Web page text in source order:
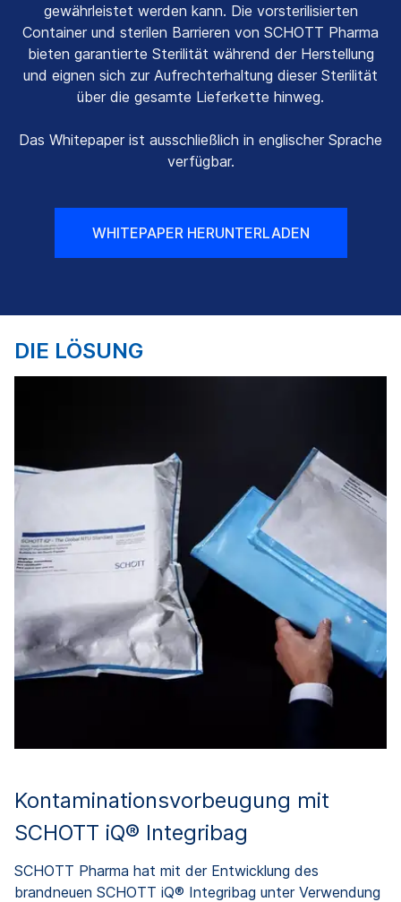
gewährleistet werden kann. Die vorsterilisierten
Container und sterilen Barrieren von SCHOTT Pharma
bieten garantierte Sterilität während der Herstellung
und eignen sich zur Aufrechterhaltung dieser Sterilität
über die gesamte Lieferkette hinweg.
Das Whitepaper ist ausschließlich in englischer Sprache
verfügbar.
WHITEPAPER HERUNTERLADEN
DIE LÖSUNG
Kontaminationsvorbeugung mit
SCHOTT iQ® Integribag
SCHOTT Pharma hat mit der Entwicklung des
brandneuen SCHOTT iQ® Integribag unter Verwendung